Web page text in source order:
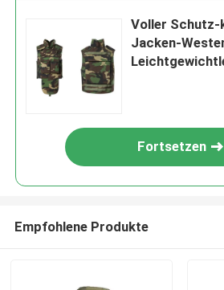
Voller Schutz-
Jacken-
Fortsetzen
Empfohlene Produkte